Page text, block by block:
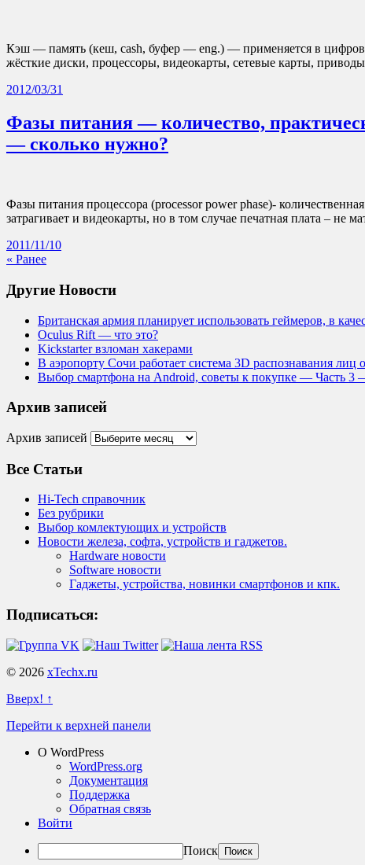
Кэш — память (кеш, cash, буфер — eng.) — применяется в
жёсткие диски, процессоры, видеокарты, сетевые карты,
2012/03/31
Фазы питания — количество,
— сколько нужно?
Фазы питания процессора (processor power phase)-
затрагивает и видеокарты, но в том случае печатная плата – не
2011/11/10
« Ранее
Другие Новости
Британская армия планирует использовать геймеров, в
Oculus Rift — что это?
Kickstarter взломан хакерами
В аэропорту Сочи работает система 3D распознавания лиц
Выбор смартфона на Android, советы к покупке — Часть 3
Архив записей
Архив записей
Все Статьи
Hi-Tech справочник
Без рубрики
Выбор комлектующих и устройств
Новости железа, софта, устройств и гаджетов.
Hardware новости
Software новости
Гаджеты, устройства, новинки смартфонов и кпк.
Подписаться:
© 2026 xTechx.ru
Вверх! ↑
Перейти к верхней панели
О WordPress
WordPress.org
Документация
Поддержка
Обратная связь
Войти
Поиск